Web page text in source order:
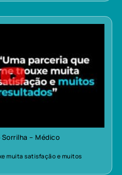
– Médico
muita satisfação e muitos